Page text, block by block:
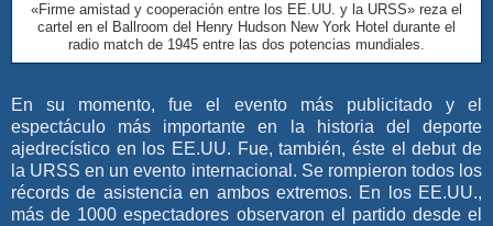
«Firme amistad y cooperación entre los EE.UU. y la URSS» reza el
cartel en el Ballroom del Henry Hudson New York Hotel durante el
radio match de 1945 entre las dos potencias mundiales.
En su momento, fue el evento más publicitado y el
espectáculo más importante en la historia del deporte
ajedrecístico en los EE.UU. Fue, también, éste el debut de
la URSS en un evento internacional. Se rompieron todos los
récords de asistencia en ambos extremos. En los EE.UU.,
más de 1000 espectadores observaron el partido desde el